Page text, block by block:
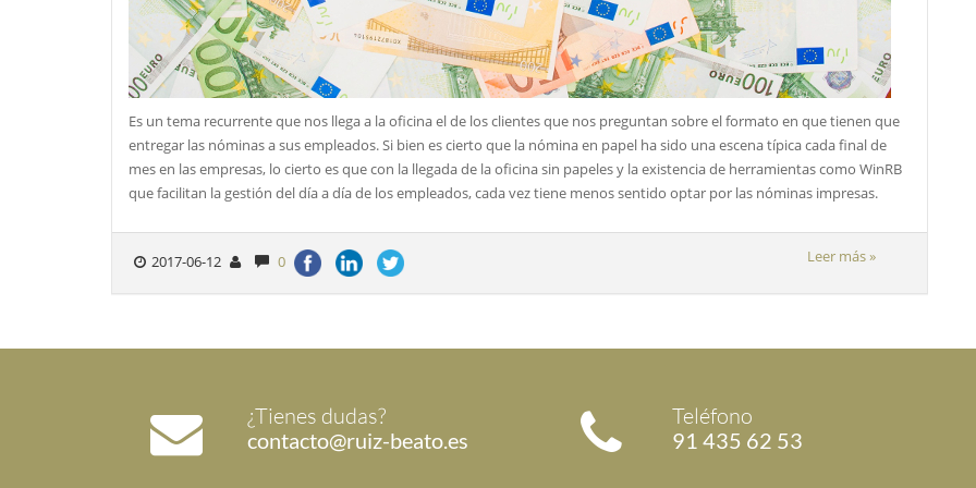
Es un tema recurrente que nos llega a la oficina el de los clientes que nos preguntan sobre el formato en que tienen que
entregar las nóminas a sus empleados. Si bien es cierto que la nómina en papel ha sido una escena típica cada final de
mes en las empresas, lo cierto es que con la llegada de la oficina sin papeles y la existencia de herramientas como WinRB
que facilitan la gestión del día a día de los empleados, cada vez tiene menos sentido optar por las nóminas impresas.
2017-06-12 0 Leer más »
¿Tienes dudas?
contacto@ruiz-beato.es
Teléfono
91 435 62 53